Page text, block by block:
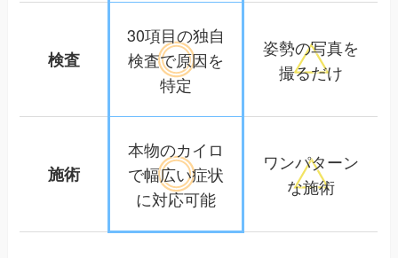
検査
30項目の独自
検査で原因を
特定
姿勢の写真を
撮るだけ
施術
本物のカイロ
で幅広い症状
に対応可能
ワンパターン
な施術